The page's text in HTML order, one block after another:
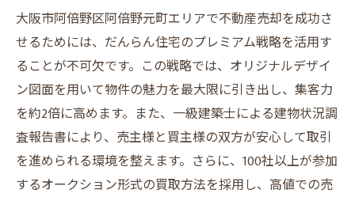
大阪市阿倍野区阿倍野元町エリアで不動産売却を成功さ
せるためには、だんらん住宅のプレミアム戦略を活用す
ることが不可欠です。この戦略では、オリジナルデザイ
ン図面を用いて物件の魅力を最大限に引き出し、集客力
を約2倍に高めます。また、一級建築士による建物状況調
査報告書により、売主様と買主様の双方が安心して取引
を進められる環境を整えます。さらに、100社以上が参加
するオークション形式の買取方法を採用し、高値での売